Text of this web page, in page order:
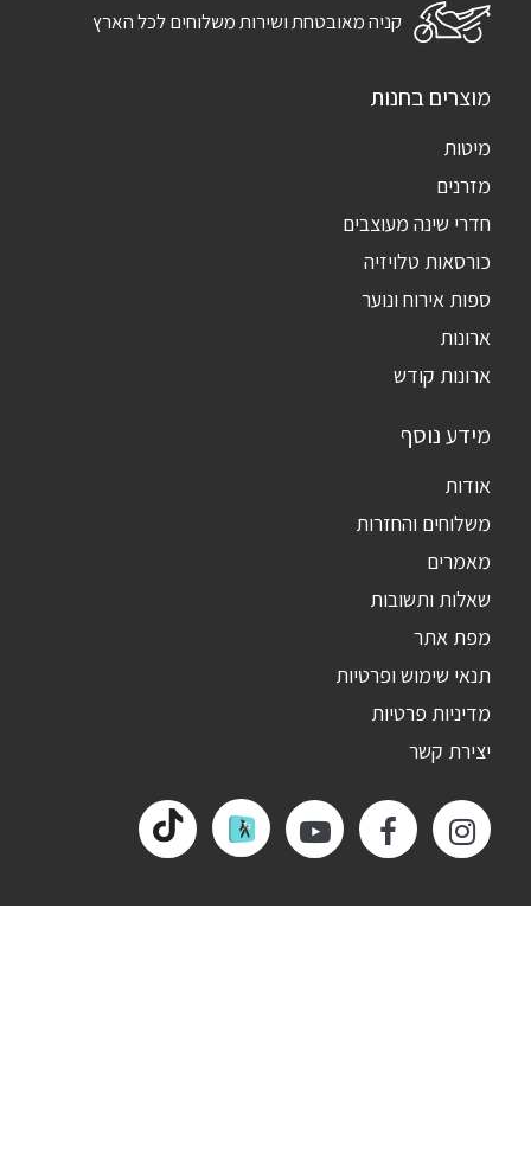
קניה מאובטחת ושירות משלוחים לכל הארץ
מוצרים בחנות
מיטות
מזרנים
חדרי שינה מעוצבים
כורסאות טלויזיה
ספות אירוח ונוער
ארונות
ארונות קודש
מידע נוסף
אודות
משלוחים והחזרות
מאמרים
שאלות ותשובות
מפת אתר
תנאי שימוש ופרטיות
מדיניות פרטיות
יצירת קשר